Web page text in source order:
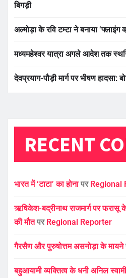
बिगड़ी
अल्मोड़ा के रवि टम्टा ने बनाया ‘फ्लाइंग
मध्यमहेश्वर यात्रा अगले आदेश तक
देवप्रयाग-पौड़ी मार्ग पर भीषण हादसा:
RECENT
भारत में ‘टाटा’ का होनापर Regional
ऋषिकेश-बद्रीनाथ राजमार्ग पर
की मौतपर Regional Reporter
गैरसैण और पुरुषोत्तम असनोड़ा के मायने
बहुआयामी व्यक्तित्व के धनी अनिल